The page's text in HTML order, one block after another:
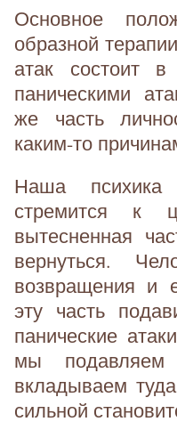
Основное
образной
атак состоит
паническими
же часть
каким-то
Наша
стремится к
вытесненная
вернуться.
возвращения и
эту часть
панические
мы
вкладываем
сильной